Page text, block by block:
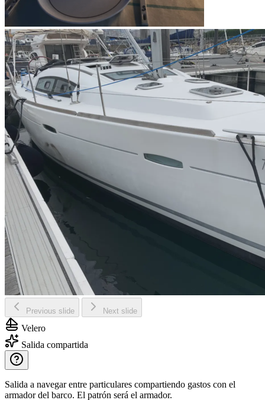
Previous slide Next slide
Velero
Salida compartida
Salida a navegar entre particulares compartiendo gastos con el
armador del barco. El patrón será el armador.